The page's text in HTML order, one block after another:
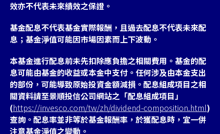
效亦不代表未來績效之保證。
基金配息不代表基金實際報酬，且過去配息不代表未來配
息；基金淨值可能因市場因素而上下波動。
本基金進行配息前未先扣除應負擔之相關費用。基金的配
息可能由基金的收益或本金中支付。任何涉及由本金支出
的部份，可能導致原始投資金額減損。配息組成項目之相
關資料請至景順投信公司網站之「配息組成項目」
(https://invesco.com/tw/zh/dividend-composition.html)
查詢。配息率並非等於基金報酬率，於獲配息時，宜一併
注意基金淨值之變動。